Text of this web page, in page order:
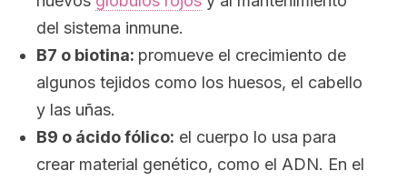
del sistema inmune.
B7 o biotina: promueve el crecimiento de
algunos tejidos como los huesos, el cabello
y las uñas.
B9 o ácido fólico: el cuerpo lo usa para
crear material genético, como el ADN. En el